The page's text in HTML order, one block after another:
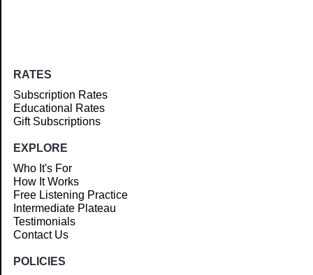
RATES
Subscription Rates
Educational Rates
Gift Subscriptions
EXPLORE
Who It's For
How It Works
Free Listening Practice
Intermediate Plateau
Testimonials
Contact Us
POLICIES